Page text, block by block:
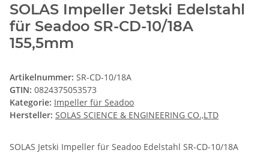
SOLAS Impeller Jetski Edelstahl
für Seadoo SR-CD-10/18A
155,5mm
Artikelnummer: SR-CD-10/18A
GTIN: 0824375053573
Kategorie: Impeller für Seadoo
Hersteller: SOLAS SCIENCE & ENGINEERING CO.,LTD
SOLAS Jetski Impeller für Seadoo Edelstahl SR-CD-10/18A